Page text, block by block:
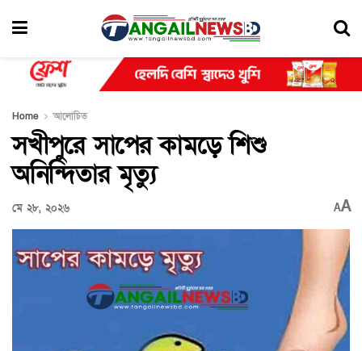
Home আলোচিত
সখীপুরে সাপের কামড়ে শিশু
অনিন্দিতার মৃত্যু
মে ২৮, ২০২৬ AA